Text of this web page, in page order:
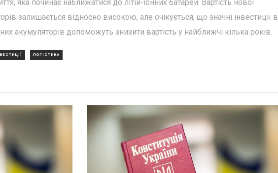
яка починає наближатися до літій-іонних батарей. Вартість нової
залишається відносно високою, але очікується, що значні інвестиції в
акумуляторів допоможуть знизити вартість у найближчі кілька років.
ЛОГІСТИКА